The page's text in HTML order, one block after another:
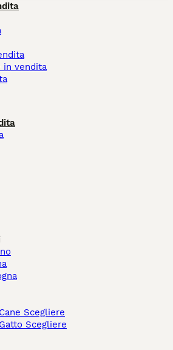
in vendita
Scegliere
Scegliere